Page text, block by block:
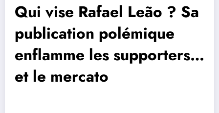
Qui vise Rafael Leão ? Sa
publication polémique
enflamme les supporters…
et le mercato